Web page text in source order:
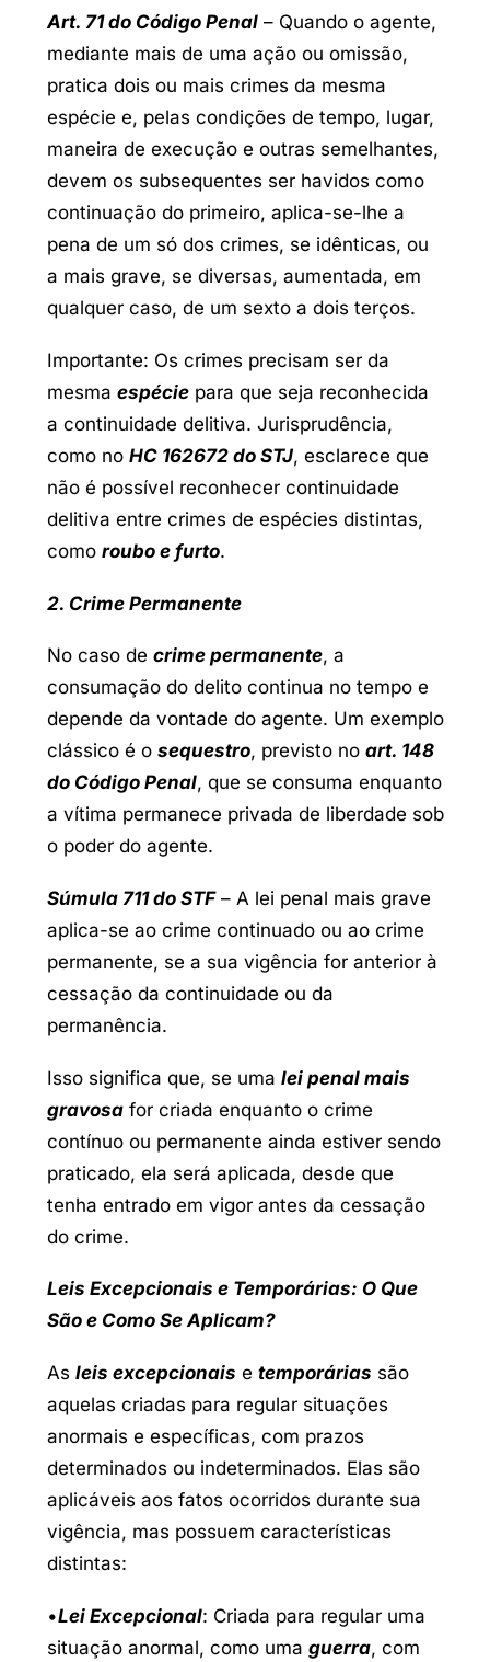
Art. 71 do Código Penal– Quando o agente,
mediante mais de uma ação ou omissão,
pratica dois ou mais crimes da mesma
espécie e, pelas condições de tempo, lugar,
maneira de execução e outras semelhantes,
devem os subsequentes ser havidos como
continuação do primeiro, aplica-se-lhe a
pena de um só dos crimes, se idênticas, ou
a mais grave, se diversas, aumentada, em
qualquer caso, de um sexto a dois terços.
Importante: Os crimes precisam ser da
mesma espéciepara que seja reconhecida
a continuidade delitiva. Jurisprudência,
como no HC 162672 do STJ, esclarece que
não é possível reconhecer continuidade
delitiva entre crimes de espécies distintas,
como roubo e furto.
2. Crime Permanente
No caso de crime permanente, a
consumação do delito continua no tempo e
depende da vontade do agente. Um exemplo
clássico é o sequestro, previsto no art. 148
do Código Penal, que se consuma enquanto
a vítima permanece privada de liberdade sob
o poder do agente.
Súmula 711 do STF– A lei penal mais grave
aplica-se ao crime continuado ou ao crime
permanente, se a sua vigência for anterior à
cessação da continuidade ou da
permanência.
Isso significa que, se uma lei penal mais
gravosafor criada enquanto o crime
contínuo ou permanente ainda estiver sendo
praticado, ela será aplicada, desde que
tenha entrado em vigor antes da cessação
do crime.
Leis Excepcionais e Temporárias: O Que
São e Como Se Aplicam?
As leis excepcionais e temporárias são
aquelas criadas para regular situações
anormais e específicas, com prazos
determinados ou indeterminados. Elas são
aplicáveis aos fatos ocorridos durante sua
vigência, mas possuem características
distintas:
•Lei Excepcional: Criada para regular uma
situação anormal, como uma guerra, com